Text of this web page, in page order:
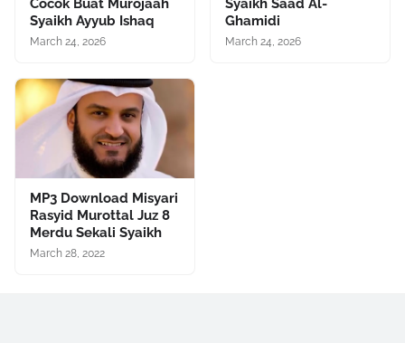
Cocok Buat Murojaah
Syaikh Ayyub Ishaq
March 24, 2026
Syaikh Saad Al-
Ghamidi
March 24, 2026
MP3 Download Misyari
Rasyid Murottal Juz 8
Merdu Sekali Syaikh
March 28, 2022